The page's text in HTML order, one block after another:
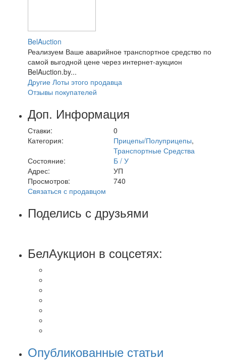
BelAuction
Реализуем Ваше аварийное транспортное средство по
самой выгодной цене через интернет-аукцион
BelAuction.by...
Другие Лоты этого продавца
Отзывы покупателей
Доп. Информация
Ставки:
0
Категория:
Прицепы/Полуприцепы,
Транспортные Средства
Состояние:
Б / У
Адрес:
УП
Просмотров:
740
Связаться с продавцом
Поделись с друзьями
БелАукцион в соцсетях:
Опубликованные статьи